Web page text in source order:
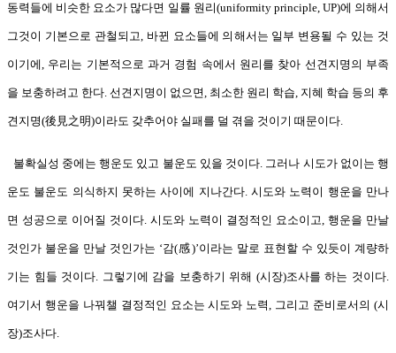
동력들에 비슷한 요소가 많다면 일률 원리(uniformity principle, UP)에 의해서
그것이 기본으로 관철되고, 바뀐 요소들에 의해서는 일부 변용될 수 있는 것
이기에, 우리는 기본적으로 과거 경험 속에서 원리를 찾아 선견지명의 부족
을 보충하려고 한다. 선견지명이 없으면, 최소한 원리 학습, 지혜 학습 등의 후
견지명(後見之明)이라도 갖추어야 실패를 덜 겪을 것이기 때문이다.
불확실성 중에는 행운도 있고 불운도 있을 것이다. 그러나 시도가 없이는 행
운도 불운도 의식하지 못하는 사이에 지나간다. 시도와 노력이 행운을 만나
면 성공으로 이어질 것이다. 시도와 노력이 결정적인 요소이고, 행운을 만날
것인가 불운을 만날 것인가는 ‘감(感)’이라는 말로 표현할 수 있듯이 계량하
기는 힘들 것이다. 그렇기에 감을 보충하기 위해 (시장)조사를 하는 것이다.
여기서 행운을 나꿔챌 결정적인 요소는 시도와 노력, 그리고 준비로서의 (시
장)조사다.